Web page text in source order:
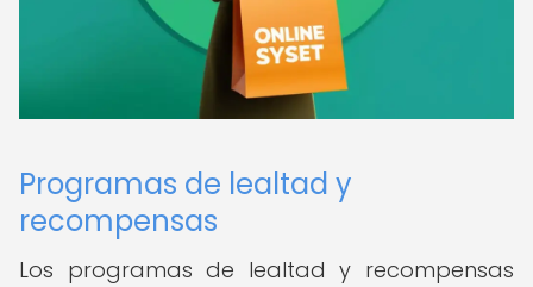
Programas de lealtad y
recompensas
Los programas de lealtad y recompensas